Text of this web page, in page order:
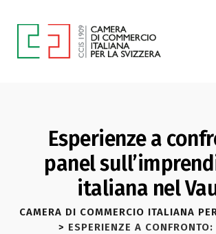
Esperienze a
panel
italiana nel
CAMERA DI COMMERCIO ITALIANA
> ESPERIENZE A CONFRONTO: